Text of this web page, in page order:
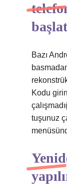
Bazı
Kodu
tuşunuz